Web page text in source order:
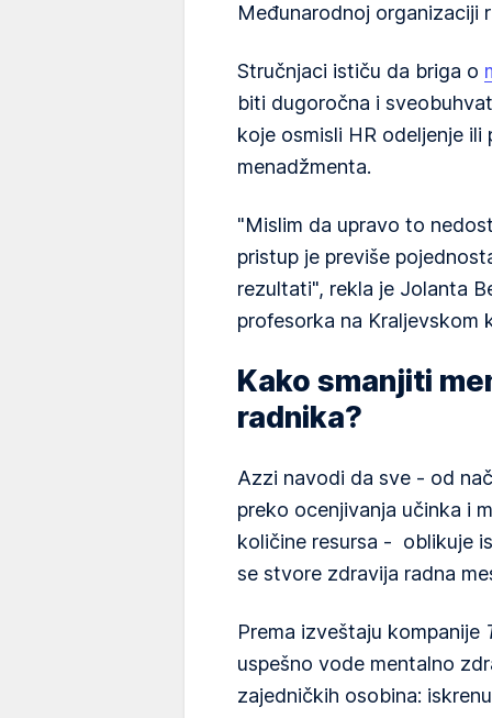
Međunarodnoj organizaciji
Stručnjaci ističu da briga o
biti dugoročna i
koje osmisli HR odeljenje
menadžmenta.
"Mislim da upravo to
pristup je previše
rezultati", rekla je Jolanta
profesorka na Kraljevskom
Kako smanjiti
radnika?
Azzi navodi da sve - od
preko ocenjivanja učinka i
količine resursa - oblikuje
se stvore zdravija radna
Prema izveštaju kompanije
uspešno vode mentalno
zajedničkih osobina: